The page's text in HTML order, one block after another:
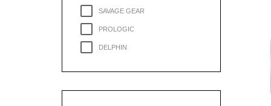
SAVAGE GEAR
PROLOGIC
DELPHIN